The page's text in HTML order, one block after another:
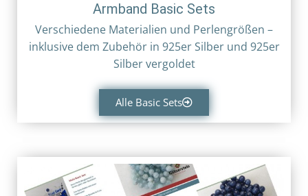
Armband Basic Sets
Verschiedene Materialien und Perlengrößen –
inklusive dem Zubehör in 925er Silber und 925er
Silber vergoldet
Alle Basic Sets